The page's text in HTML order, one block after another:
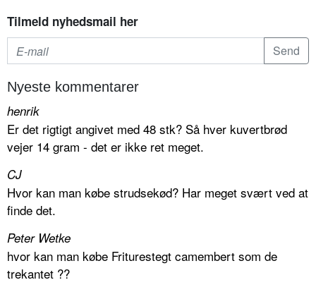
Tilmeld nyhedsmail her
Nyeste kommentarer
henrik
Er det rigtigt angivet med 48 stk? Så hver kuvertbrød
vejer 14 gram - det er ikke ret meget.
CJ
Hvor kan man købe strudsekød? Har meget svært ved at
finde det.
Peter Wetke
hvor kan man købe Friturestegt camembert som de
trekantet ??